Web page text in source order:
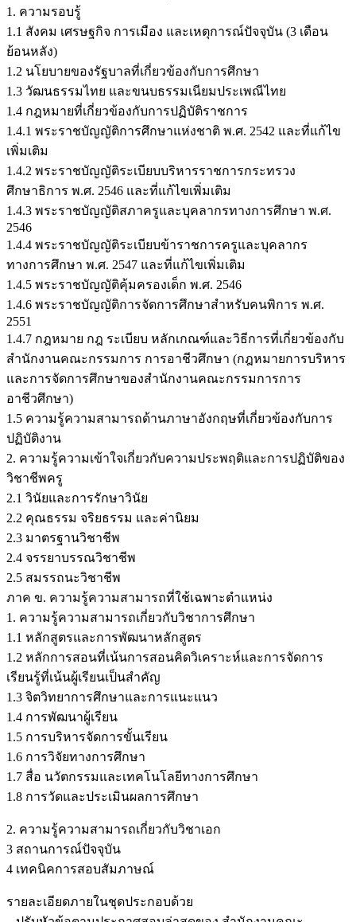
1. ความรอบรู้
1.1 สังคม เศรษฐกิจ การเมือง และเหตุการณ์ปัจจุบัน (3 เดือน
ย้อนหลัง)
1.2 นโยบายของรัฐบาลที่เกี่ยวข้องกับการศึกษา
1.3 วัฒนธรรมไทย และขนบธรรมเนียมประเพณีไทย
1.4 กฎหมายที่เกี่ยวข้องกับการปฏิบัติราชการ
1.4.1 พระราชบัญญัติการศึกษาแห่งชาติ พ.ศ. 2542 และที่แก้ไข
เพิ่มเติม
1.4.2 พระราชบัญญัติระเบียบบริหารราชการกระทรวง
ศึกษาธิการ พ.ศ. 2546 และที่แก้ไขเพิ่มเติม
1.4.3 พระราชบัญญัติสภาครูและบุคลากรทางการศึกษา พ.ศ.
2546
1.4.4 พระราชบัญญัติระเบียบข้าราชการครูและบุคลากร
ทางการศึกษา พ.ศ. 2547 และที่แก้ไขเพิ่มเติม
1.4.5 พระราชบัญญัติคุ้มครองเด็ก พ.ศ. 2546
1.4.6 พระราชบัญญัติการจัดการศึกษาสำหรับคนพิการ พ.ศ.
2551
1.4.7 กฎหมาย กฎ ระเบียบ หลักเกณฑ์และวิธีการที่เกี่ยวข้องกับ
สำนักงานคณะกรรมการ การอาชีวศึกษา (กฎหมายการบริหาร
และการจัดการศึกษาของสำนักงานคณะกรรมการการ
อาชีวศึกษา)
1.5 ความรู้ความสามารถด้านภาษาอังกฤษที่เกี่ยวข้องกับการ
ปฏิบัติงาน
2. ความรู้ความเข้าใจเกี่ยวกับความประพฤติและการปฏิบัติของ
วิชาชีพครู
2.1 วินัยและการรักษาวินัย
2.2 คุณธรรม จริยธรรม และค่านิยม
2.3 มาตรฐานวิชาชีพ
2.4 จรรยาบรรณวิชาชีพ
2.5 สมรรถนะวิชาชีพ
ภาค ข. ความรู้ความสามารถที่ใช้เฉพาะตำแหน่ง
1. ความรู้ความสามารถเกี่ยวกับวิชาการศึกษา
1.1 หลักสูตรและการพัฒนาหลักสูตร
1.2 หลักการสอนที่เน้นการสอนคิดวิเคราะห์และการจัดการ
เรียนรู้ที่เน้นผู้เรียนเป็นสำคัญ
1.3 จิตวิทยาการศึกษาและการแนะแนว
1.4 การพัฒนาผู้เรียน
1.5 การบริหารจัดการขั้นเรียน
1.6 การวิจัยทางการศึกษา
1.7 สื่อ นวัตกรรมและเทคโนโลยีทางการศึกษา
1.8 การวัดและประเมินผลการศึกษา
2. ความรู้ความสามารถเกี่ยวกับวิชาเอก
3 สถานการณ์ปัจจุบัน
4 เทคนิคการสอบสัมภาษณ์
รายละเอียดภายในชุดประกอบด้วย